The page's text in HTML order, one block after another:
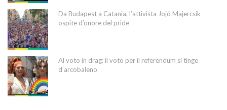
Da Budapest a Catania, l’attivista Jojó Majercsik
ospite d’onore del pride
Al voto in drag: il voto per il referendum si tinge
d’arcobaleno